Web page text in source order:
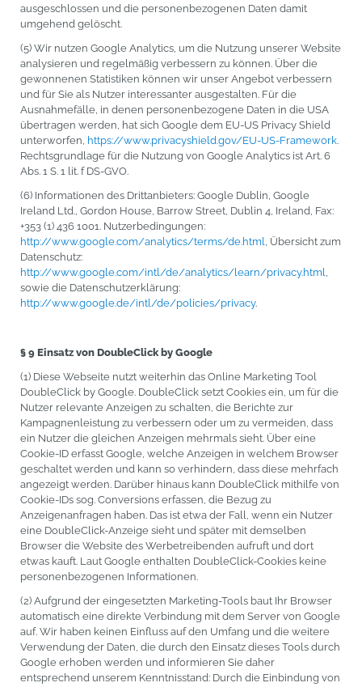
ausgeschlossen und die personenbezogenen Daten damit
umgehend gelöscht.
(5) Wir nutzen Google Analytics, um die Nutzung unserer Website
analysieren und regelmäßig verbessern zu können. Über die
gewonnenen Statistiken können wir unser Angebot verbessern
und für Sie als Nutzer interessanter ausgestalten. Für die
Ausnahmefälle, in denen personenbezogene Daten in die USA
übertragen werden, hat sich Google dem EU-US Privacy Shield
unterworfen, https://www.privacyshield.gov/EU-US-Framework.
Rechtsgrundlage für die Nutzung von Google Analytics ist Art. 6
Abs. 1 S. 1 lit. f DS-GVO.
(6) Informationen des Drittanbieters: Google Dublin, Google
Ireland Ltd., Gordon House, Barrow Street, Dublin 4, Ireland, Fax:
+353 (1) 436 1001. Nutzerbedingungen:
http://www.google.com/analytics/terms/de.html, Übersicht zum
Datenschutz:
http://www.google.com/intl/de/analytics/learn/privacy.html,
sowie die Datenschutzerklärung:
http://www.google.de/intl/de/policies/privacy.
§ 9 Einsatz von DoubleClick by Google
(1) Diese Webseite nutzt weiterhin das Online Marketing Tool
DoubleClick by Google. DoubleClick setzt Cookies ein, um für die
Nutzer relevante Anzeigen zu schalten, die Berichte zur
Kampagnenleistung zu verbessern oder um zu vermeiden, dass
ein Nutzer die gleichen Anzeigen mehrmals sieht. Über eine
Cookie-ID erfasst Google, welche Anzeigen in welchem Browser
geschaltet werden und kann so verhindern, dass diese mehrfach
angezeigt werden. Darüber hinaus kann DoubleClick mithilfe von
Cookie-IDs sog. Conversions erfassen, die Bezug zu
Anzeigenanfragen haben. Das ist etwa der Fall, wenn ein Nutzer
eine DoubleClick-Anzeige sieht und später mit demselben
Browser die Website des Werbetreibenden aufruft und dort
etwas kauft. Laut Google enthalten DoubleClick-Cookies keine
personenbezogenen Informationen.
(2) Aufgrund der eingesetzten Marketing-Tools baut Ihr Browser
automatisch eine direkte Verbindung mit dem Server von Google
auf. Wir haben keinen Einfluss auf den Umfang und die weitere
Verwendung der Daten, die durch den Einsatz dieses Tools durch
Google erhoben werden und informieren Sie daher
entsprechend unserem Kenntnisstand: Durch die Einbindung von